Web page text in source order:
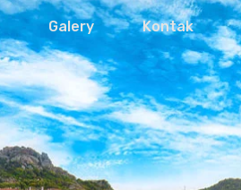
Galery Kontak